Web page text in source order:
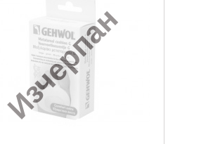
Изчерпан